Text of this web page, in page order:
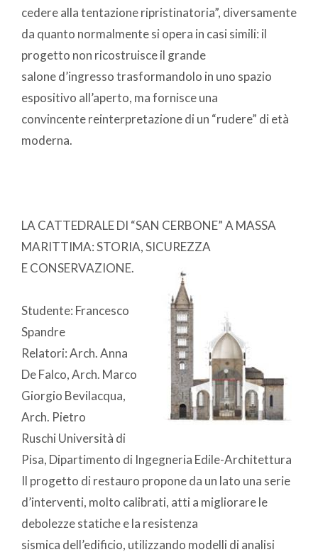
cedere alla tentazione ripristinatoria”, diversamente
da quanto normalmente si opera in casi simili: il
progetto non ricostruisce il grande
salone d’ingresso trasformandolo in uno spazio
espositivo all’aperto, ma fornisce una
convincente reinterpretazione di un “rudere” di età
moderna.
LA CATTEDRALE DI “SAN CERBONE” A MASSA
MARITTIMA: STORIA, SICUREZZA
E CONSERVAZIONE.
Studente: Francesco
Spandre
Relatori: Arch. Anna
De Falco, Arch. Marco
Giorgio Bevilacqua,
Arch. Pietro
Ruschi Università di
Pisa, Dipartimento di Ingegneria Edile-Architettura
Il progetto di restauro propone da un lato una serie
d’interventi, molto calibrati, atti a migliorare le
debolezze statiche e la resistenza
sismica dell’edificio, utilizzando modelli di analisi